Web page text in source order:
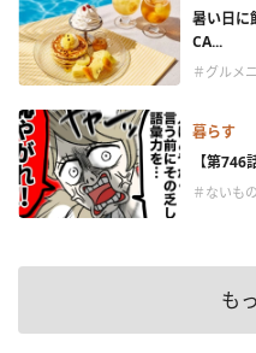
暑い日に
CA...
＃グルメ
暮らす
【第746
＃ないも
も